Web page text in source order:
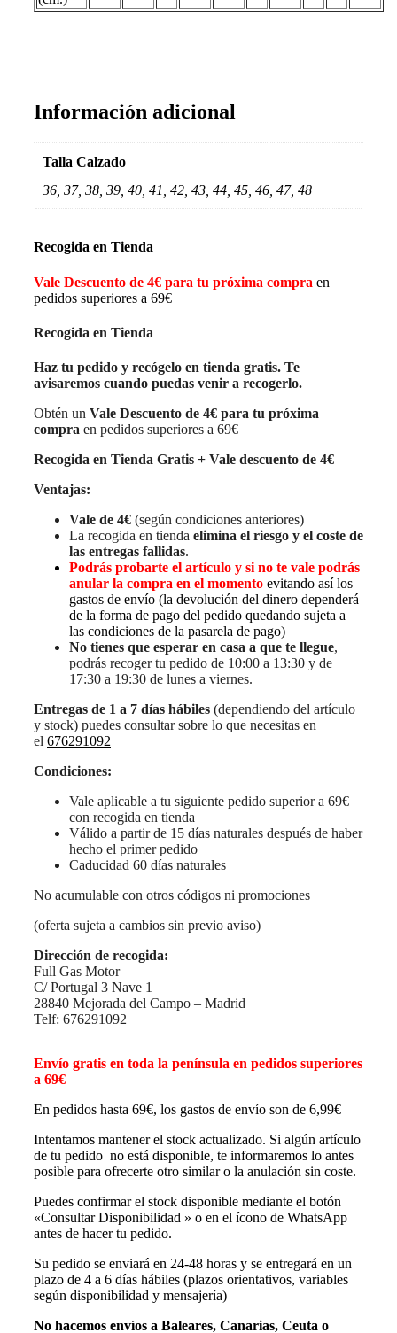
Información adicional
Talla Calzado
36, 37, 38, 39, 40, 41, 42, 43, 44, 45, 46, 47, 48
Recogida en Tienda
Vale Descuento de 4€ para tu próxima compra en
pedidos superiores a 69€
Recogida en Tienda
Haz tu pedido y recógelo en tienda gratis. Te
avisaremos cuando puedas venir a recogerlo.
Obtén un Vale Descuento de 4€ para tu próxima
compra en pedidos superiores a 69€
Recogida en Tienda Gratis + Vale descuento de 4€
Ventajas:
Vale de 4€ (según condiciones anteriores)
La recogida en tienda elimina el riesgo y el coste de
las entregas fallidas.
Podrás probarte el artículo y si no te vale podrás
anular la compra en el momento evitando así los
gastos de envío (la devolución del dinero dependerá
de la forma de pago del pedido quedando sujeta a
las condiciones de la pasarela de pago)
No tienes que esperar en casa a que te llegue,
podrás recoger tu pedido de 10:00 a 13:30 y de
17:30 a 19:30 de lunes a viernes.
Entregas de 1 a 7 días hábiles (dependiendo del artículo
y stock) puedes consultar sobre lo que necesitas en
el 676291092
Condiciones:
Vale aplicable a tu siguiente pedido superior a 69€
con recogida en tienda
Válido a partir de 15 días naturales después de haber
hecho el primer pedido
Caducidad 60 días naturales
No acumulable con otros códigos ni promociones
(oferta sujeta a cambios sin previo aviso)
Dirección de recogida:
Full Gas Motor
C/ Portugal 3 Nave 1
28840 Mejorada del Campo – Madrid
Telf: 676291092
Envío gratis en toda la península en pedidos superiores
a 69€
En pedidos hasta 69€, los gastos de envío son de 6,99€
Intentamos mantener el stock actualizado. Si algún artículo
de tu pedido no está disponible, te informaremos lo antes
posible para ofrecerte otro similar o la anulación sin coste.
Puedes confirmar el stock disponible mediante el botón
«Consultar Disponibilidad » o en el ícono de WhatsApp
antes de hacer tu pedido.
Su pedido se enviará en 24-48 horas y se entregará en un
plazo de 4 a 6 días hábiles (plazos orientativos, variables
según disponibilidad y mensajería)
No hacemos envíos a Baleares, Canarias, Ceuta o